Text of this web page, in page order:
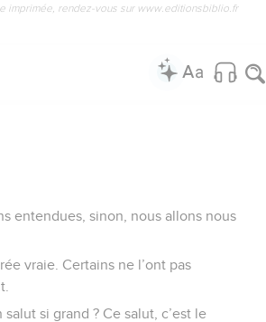
imprimée, rendez-vous sur www.editionsbiblio.fr
entendues, sinon, nous allons nous
vraie. Certains ne l’ont pas
si grand ? Ce salut, c’est le